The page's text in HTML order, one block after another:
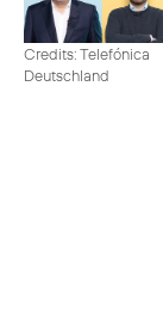
Credits: Telefónica
Deutschland